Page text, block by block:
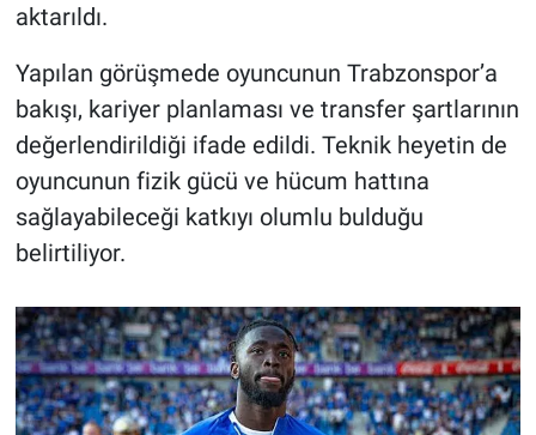
aktarıldı.
Yapılan görüşmede oyuncunun Trabzonspor’a
bakışı, kariyer planlaması ve transfer şartlarının
değerlendirildiği ifade edildi. Teknik heyetin de
oyuncunun fizik gücü ve hücum hattına
sağlayabileceği katkıyı olumlu bulduğu
belirtiliyor.